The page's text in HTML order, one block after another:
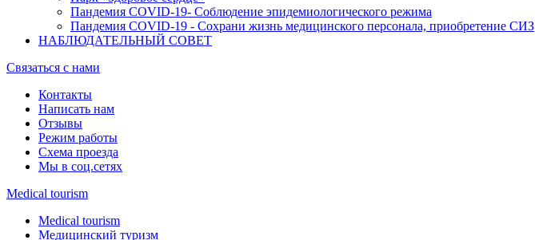
Пандемия COVID-19- Cоблюдение эпидемиологического режима
Пандемия COVID-19 - Сохрани жизнь медицинского персонала, приобретение СИЗ
НАБЛЮДАТЕЛЬНЫЙ СОВЕТ
Связаться с нами
Контакты
Написать нам
Отзывы
Режим работы
Схема проезда
Мы в соц.сетях
Medical tourism
Medical tourism
Медицинский туризм